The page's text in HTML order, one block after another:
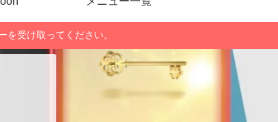
受け取ってください。